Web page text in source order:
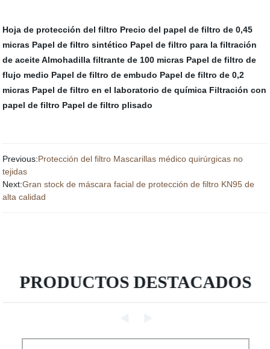
Hoja de protección del filtro Precio del papel de filtro de 0,45
micras Papel de filtro sintético Papel de filtro para la filtración
de aceite Almohadilla filtrante de 100 micras Papel de filtro de
flujo medio Papel de filtro de embudo Papel de filtro de 0,2
micras Papel de filtro en el laboratorio de química Filtración con
papel de filtro Papel de filtro plisado
Previous:Protección del filtro Mascarillas médico quirúrgicas no
tejidas
Next:Gran stock de máscara facial de protección de filtro KN95 de
alta calidad
PRODUCTOS DESTACADOS